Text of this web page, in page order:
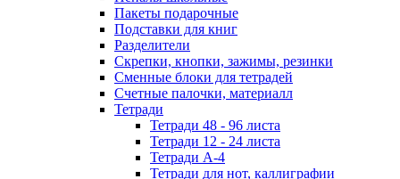
Пакеты подарочные
Подставки для книг
Разделители
Скрепки, кнопки, зажимы, резинки
Сменные блоки для тетрадей
Счетные палочки, материалл
Тетради
Тетради 48 - 96 листа
Тетради 12 - 24 листа
Тетради А-4
Тетради для нот, каллиграфии